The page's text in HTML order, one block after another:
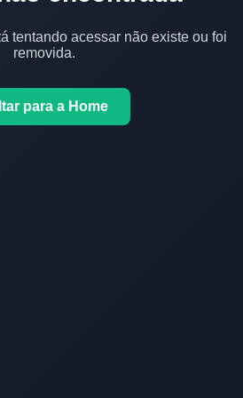
tentando acessar não existe ou foi
removida.
para a Home